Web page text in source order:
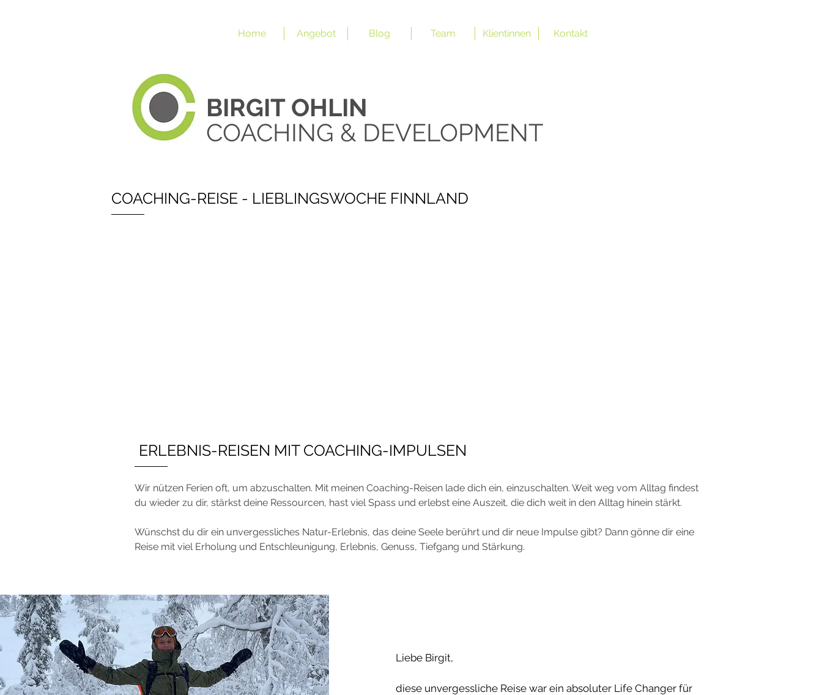
Home Angebot Blog Team Klientinnen Kontakt
BIRGIT OHLIN ​
COACHING & DEVELOPMENT
COACHING-REISE - LIEBLINGSWOCHE FINNLAND
ERLEBNIS-REISEN MIT COACHING-IMPULSEN
Wir nützen Ferien oft, um abzuschalten. Mit meinen Coaching-Reisen lade dich ein, einzuschalten. Weit weg vom Alltag findest
du wieder zu dir, stärkst deine Ressourcen, hast viel Spass und erlebst eine Auszeit, die dich weit in den Alltag hinein stärkt.
Wünschst du dir ein unvergessliches Natur-Erlebnis, das deine Seele berührt und dir neue Impulse gibt? Dann gönne dir eine
Reise mit viel Erholung und Entschleunigung, Erlebnis, Genuss, Tiefgang und Stärkung.
Liebe Birgit,
diese unvergessliche Reise war ein absoluter Life Changer für